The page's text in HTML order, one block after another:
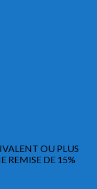
OU PLUS
REMISE DE 15%